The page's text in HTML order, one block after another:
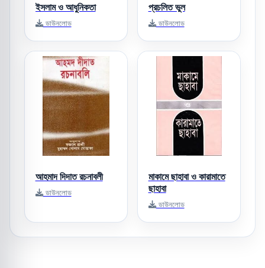
ইসলাম ও আধুনিকতা
ডাউনলোড
প্রচলিত ভুল
ডাউনলোড
আহমাদ দিদাত রচনাবলী
ডাউনলোড
মাকামে ছাহাবা ও কারামাতে
ছাহাবা
ডাউনলোড